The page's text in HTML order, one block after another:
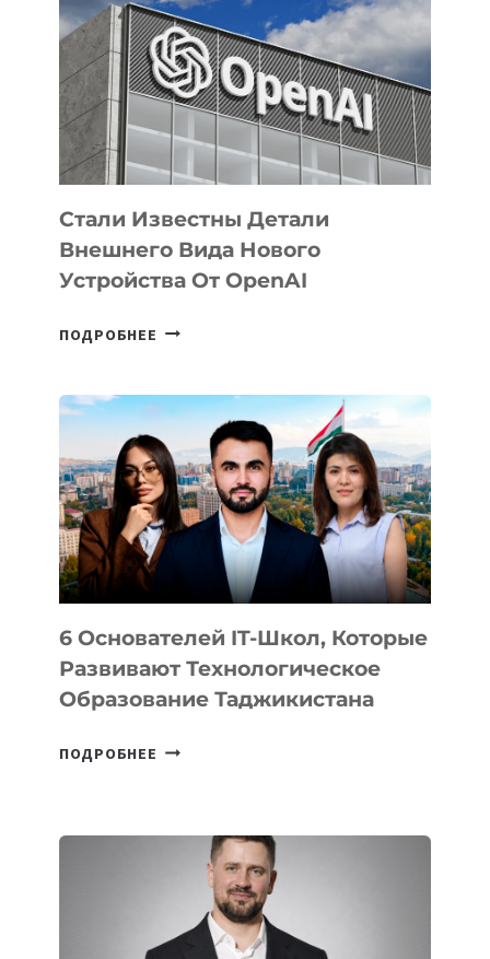
ЗАДАЧИ
ПО
РАЗВИТИЮ
ЭКОСИСТЕМЫ
ИСКУССТВЕННОГО
ИНТЕЛЛЕКТА
Стали Известны Детали
Внешнего Вида Нового
Устройства От OpenAI
ПОДРОБНЕЕ СТАЛИ
ВНЕШНЕГО
ВИДА
НОВОГО
УСТРОЙСТВА
ОТ
OPENAI
6 Основателей IT-Школ, Которые
Развивают Технологическое
Образование Таджикистана
ПОДРОБНЕЕ 6
КОТОРЫЕ
РАЗВИВАЮТ
ТЕХНОЛОГИЧЕСКОЕ
ОБРАЗОВАНИЕ